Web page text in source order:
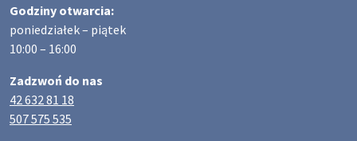
Godziny otwarcia:
poniedziałek – piątek
10:00 – 16:00
Zadzwoń do nas
42 632 81 18
507 575 535